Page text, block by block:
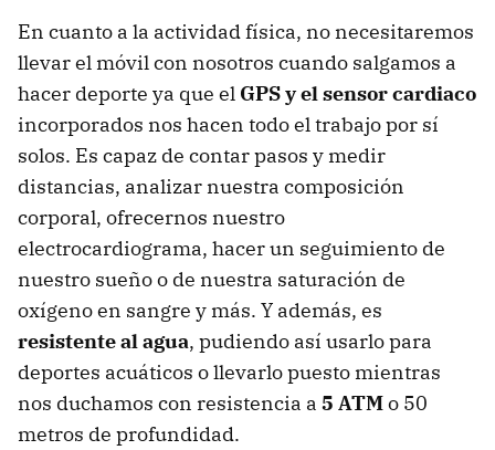
En cuanto a la actividad física, no necesitaremos
llevar el móvil con nosotros cuando salgamos a
hacer deporte ya que el GPS y el sensor cardiaco
incorporados nos hacen todo el trabajo por sí
solos. Es capaz de contar pasos y medir
distancias, analizar nuestra composición
corporal, ofrecernos nuestro
electrocardiograma, hacer un seguimiento de
nuestro sueño o de nuestra saturación de
oxígeno en sangre y más. Y además, es
resistente al agua, pudiendo así usarlo para
deportes acuáticos o llevarlo puesto mientras
nos duchamos con resistencia a 5 ATMo 50
metros de profundidad.